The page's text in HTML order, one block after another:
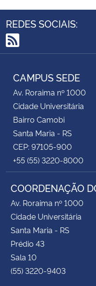
REDES SOCIAIS:
RSS
CAMPUS SEDE
Av. Roraima nº 1000
Cidade Universitária
Bairro Camobi
Santa Maria - RS
CEP: 97105-900
+55 (55) 3220-8000
COORDENAÇÃO
Av. Roraima nº 1000
Cidade Universitária
Santa Maria - RS
Prédio 43
Sala 10
(55) 3220-9403